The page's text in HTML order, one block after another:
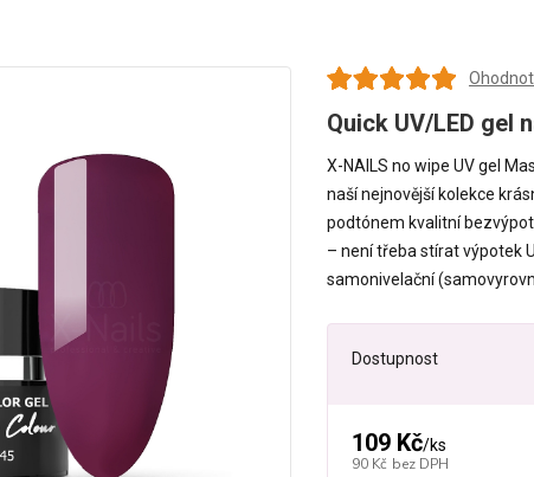
Quick UV/LED gel
X-NAILS no wipe UV gel
naší nejnovější kolekce
podtónem kvalitní
– není třeba stírat výpotek
samonivelační
Dostupnost
109 Kč/ks
90 Kč bez DPH